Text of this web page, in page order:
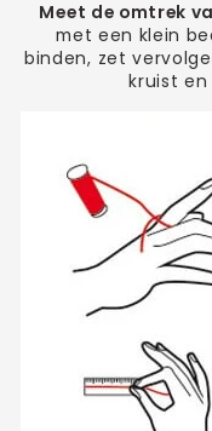
Meet de omtrek
met een klein
binden, zet
kruist